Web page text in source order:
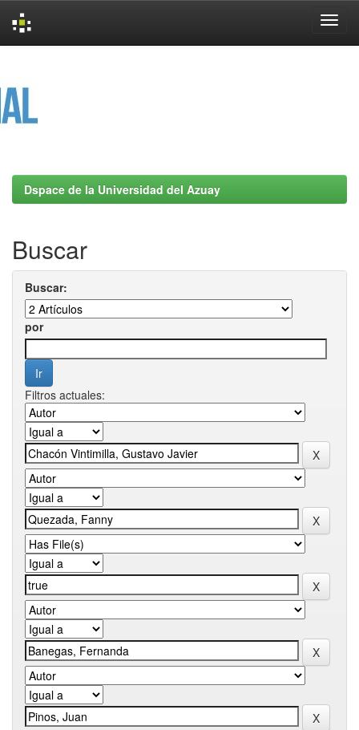
Dspace de la Universidad del Azuay
Buscar
Buscar:
por
Filtros actuales: